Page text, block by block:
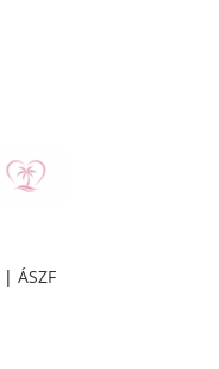
|ÁSZF